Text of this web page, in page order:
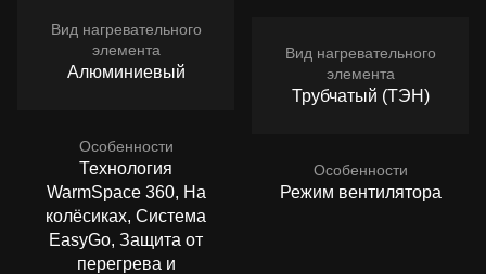
Вид нагревательного
элемента
Алюминиевый
Особенности
Технология
WarmSpace 360, На
колёсиках, Система
EasyGo, Защита от
перегрева и
Вид нагревательного
элемента
Трубчатый (ТЭН)
Особенности
Режим вентилятора